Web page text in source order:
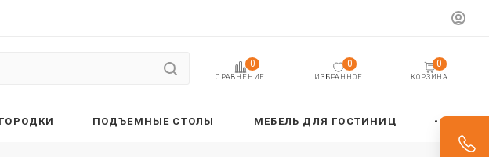
СРАВНЕНИЕ
0
ИЗБРАННОЕ
0
КОРЗИНА
0
ПОДЪЕМНЫЕ СТОЛЫ МЕБЕЛЬ ДЛЯ ГОСТИНИЦ